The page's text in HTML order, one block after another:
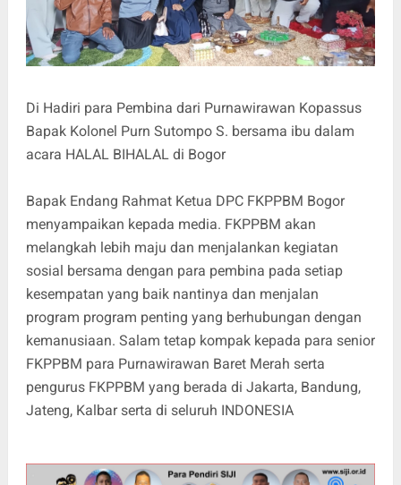
Di Hadiri para Pembina dari Purnawirawan Kopassus
Bapak Kolonel Purn Sutompo S. bersama ibu dalam
acara HALAL BIHALAL di Bogor
Bapak Endang Rahmat Ketua DPC FKPPBM Bogor
menyampaikan kepada media. FKPPBM akan
melangkah lebih maju dan menjalankan kegiatan
sosial bersama dengan para pembina pada setiap
kesempatan yang baik nantinya dan menjalan
program program penting yang berhubungan dengan
kemanusiaan. Salam tetap kompak kepada para senior
FKPPBM para Purnawirawan Baret Merah serta
pengurus FKPPBM yang berada di Jakarta, Bandung,
Jateng, Kalbar serta di seluruh INDONESIA